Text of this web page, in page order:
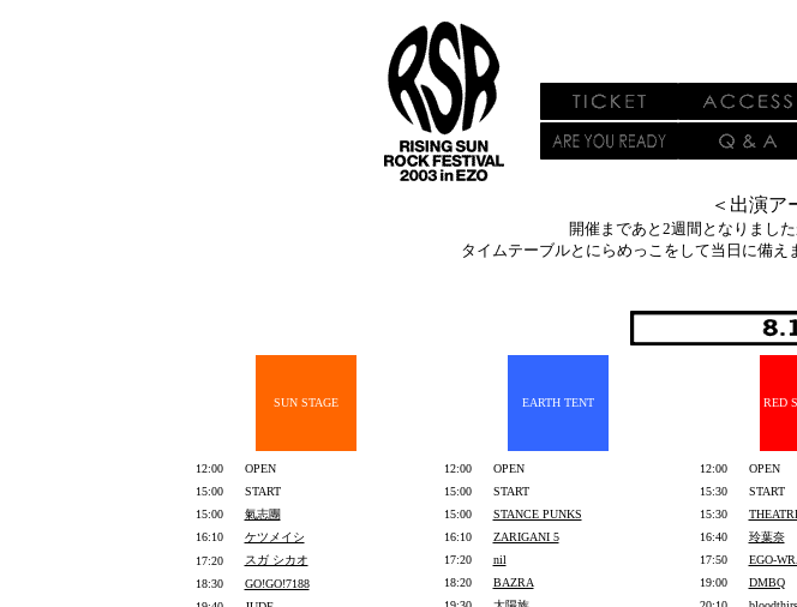
＜出演ア
開催まであと2週間となりまし
タイムテーブルとにらめっこをして当日に備え
SUN STAGE EARTH TENT RED
12:00
OPEN
15:00
START
15:00
氣志團
16:10
ケツメイシ
17:20
スガ シカオ
18:30
GO!GO!7188
12:00
OPEN
15:00
START
15:00
STANCE PUNKS
16:10
ZARIGANI 5
17:20
nil
18:20
BAZRA
12:00
OPEN
15:30
START
15:30
16:40
玲葉奈
17:50
EGO-
19:00
DMBQ